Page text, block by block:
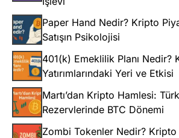
Paper Hand Nedir? Kripto
Satışın Psikolojisi
401(k) Emeklilik Planı Nedir?
Yatırımlarındaki Yeri ve Etkisi
Martı’dan Kripto Hamlesi:
Rezervlerinde BTC Dönemi
Zombi Tokenler Nedir?